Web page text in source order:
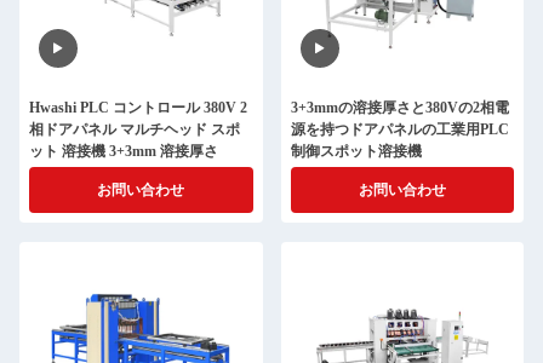
Hwashi PLC コントロール 380V 2
相ドアパネル マルチヘッド スポ
ット 溶接機 3+3mm 溶接厚さ
お問い合わせ
3+3mmの溶接厚さと380Vの2相電
源を持つドアパネルの工業用PLC
制御スポット溶接機
お問い合わせ